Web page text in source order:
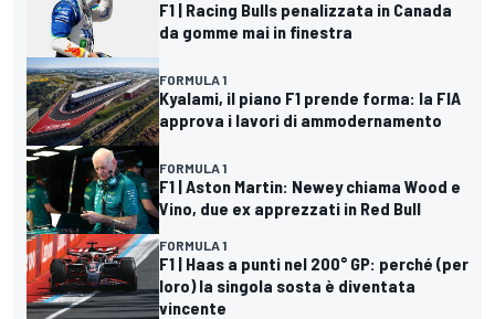
F1 | Racing Bulls penalizzata in Canada
da gomme mai in finestra
FORMULA 1
Kyalami, il piano F1 prende forma: la FIA
approva i lavori di ammodernamento
FORMULA 1
F1 | Aston Martin: Newey chiama Wood e
Vino, due ex apprezzati in Red Bull
FORMULA 1
F1 | Haas a punti nel 200° GP: perché (per
loro) la singola sosta è diventata
vincente